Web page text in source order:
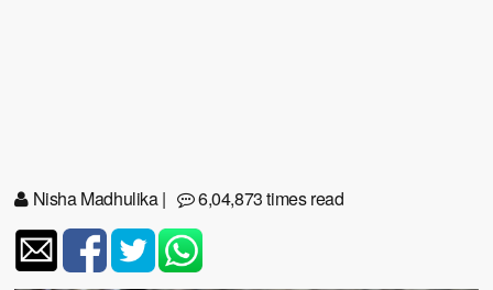
Nisha Madhulika| 6,04,873 times read